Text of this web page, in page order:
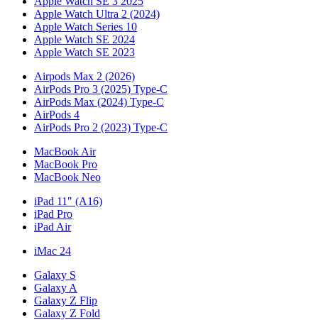
Apple Watch Ultra 2 (2024)
Apple Watch Series 10
Apple Watch SE 2024
Apple Watch SE 2023
Airpods Max 2 (2026)
AirPods Pro 3 (2025) Type-C
AirPods Max (2024) Type-C
AirPods 4
AirPods Pro 2 (2023) Type-C
MacBook Air
MacBook Pro
MacBook Neo
iPad 11" (A16)
iPad Pro
iPad Air
iMac 24
Galaxy S
Galaxy A
Galaxy Z Flip
Galaxy Z Fold